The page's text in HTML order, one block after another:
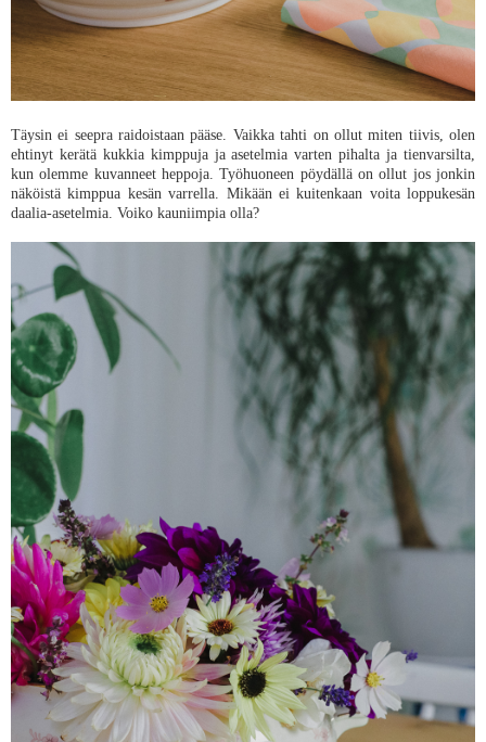
Täysin ei seepra raidoistaan pääse. Vaikka tahti on ollut miten tiivis, olen
ehtinyt kerätä kukkia kimppuja ja asetelmia varten pihalta ja tienvarsilta,
kun olemme kuvanneet heppoja. Työhuoneen pöydällä on ollut jos jonkin
näköistä kimppua kesän varrella. Mikään ei kuitenkaan voita loppukesän
daalia-asetelmia. Voiko kauniimpia olla?